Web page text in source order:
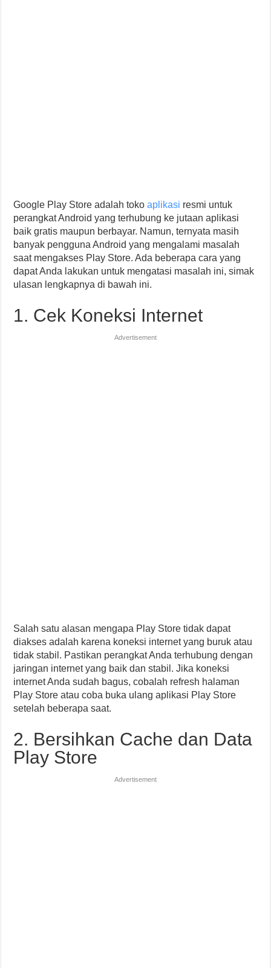
Google Play Store adalah tokoaplikasi resmi untuk
perangkat Android yang terhubung ke jutaan aplikasi
baik gratis maupun berbayar. Namun, ternyata masih
banyak pengguna Android yang mengalami masalah
saat mengakses Play Store. Ada beberapa cara yang
dapat Anda lakukan untuk mengatasi masalah ini, simak
ulasan lengkapnya di bawah ini.
1. Cek Koneksi Internet
Advertisement
Salah satu alasan mengapa Play Store tidak dapat
diakses adalah karena koneksi internet yang buruk atau
tidak stabil. Pastikan perangkat Anda terhubung dengan
jaringan internet yang baik dan stabil. Jika koneksi
internet Anda sudah bagus, cobalah refresh halaman
Play Store atau coba buka ulang aplikasi Play Store
setelah beberapa saat.
2. Bersihkan Cache dan Data
Play Store
Advertisement